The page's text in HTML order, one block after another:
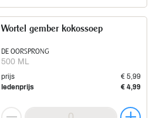
DE OORSPRONG
500 ML
Wortel gember kokossoep
prijs
€ 5,99
ledenprijs
€ 4,99